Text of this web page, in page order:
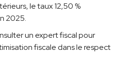
le taux 12,50 %
2025.
un expert fiscal pour
fiscale dans le respect